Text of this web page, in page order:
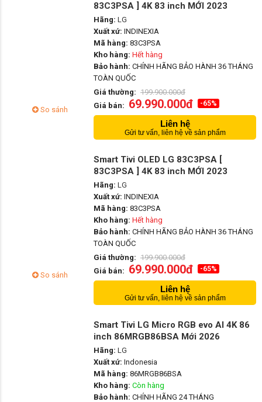
So sánh
83C3PSA ] 4K 83 inch MỚI 2023
Hãng: LG
Xuất xứ: INDINEXIA
Mã hàng: 83C3PSA
Kho hàng: Hết hàng
Bảo hành: CHÍNH HÃNG BẢO HÀNH 36 THÁNG
TOÀN QUỐC
Giá thường: 199.900.000đ
Giá bán: 69.990.000đ -65%
Liên hệ
Gửi tư vấn, liên hệ về sản phẩm
So sánh
Smart Tivi OLED LG 83C3PSA [
83C3PSA ] 4K 83 inch MỚI 2023
Hãng: LG
Xuất xứ: INDINEXIA
Mã hàng: 83C3PSA
Kho hàng: Hết hàng
Bảo hành: CHÍNH HÃNG BẢO HÀNH 36 THÁNG
TOÀN QUỐC
Giá thường: 199.900.000đ
Giá bán: 69.990.000đ -65%
Liên hệ
Gửi tư vấn, liên hệ về sản phẩm
Smart Tivi LG Micro RGB evo AI 4K 86
inch 86MRGB86BSA Mới 2026
Hãng: LG
Xuất xứ: Indonesia
Mã hàng: 86MRGB86BSA
Kho hàng: Còn hàng
Bảo hành: CHÍNH HÃNG 24 THÁNG